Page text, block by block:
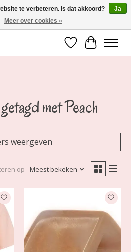
vanaf maat 34 t/m 54
Verlanglijst
met Peach
weergeven
op Meest bekeken
te verbeteren. Is dat akkoord?
Ja
Meer over cookies »